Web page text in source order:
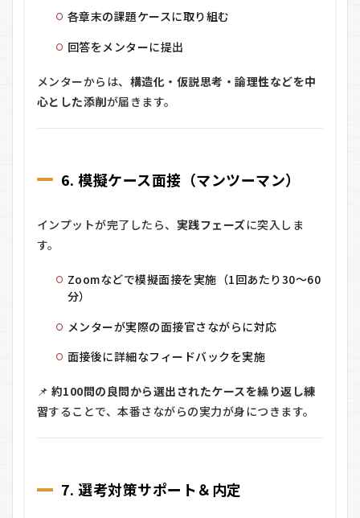
各章末の課題ケースに取り組む
回答をメンターに提出
メンターからは、 構造化・仮説思考・論理性などを中
心とした添削が届きます。
6. 模擬ケース面接（マンツーマン）
インプットが完了したら、 実践フェーズに突入しま
す。
Zoomなどで模擬面接を実施（1回あたり30～60
分）
メンターが実際の面接官さながらに対応
面接後に詳細なフィードバックを実施
📌 約100問の良問から選出されたケースを繰り返し練
習することで、本番さながらの実力が身につきます。
7. 選考対策サポート＆内定